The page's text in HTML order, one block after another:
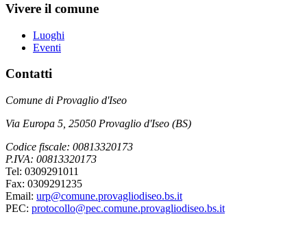
Vivere il comune
Luoghi
Eventi
Contatti
Comune di Provaglio d'Iseo
Via Europa 5, 25050 Provaglio d'Iseo (BS)
Codice fiscale: 00813320173
P.IVA: 00813320173
Tel: 0309291011
Fax: 0309291235
Email: urp@comune.provagliodiseo.bs.it
PEC: protocollo@pec.comune.provagliodiseo.bs.it